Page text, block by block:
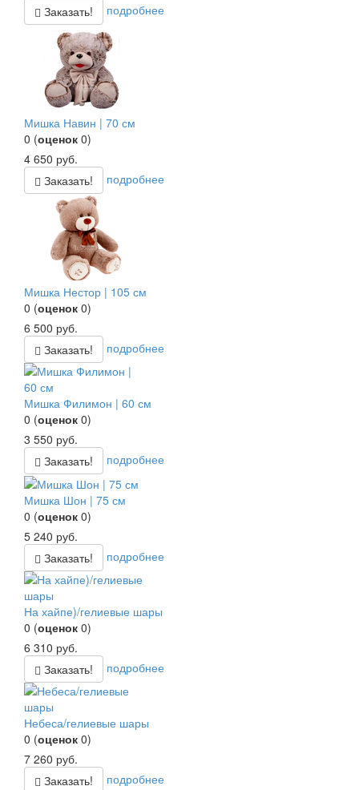
Заказать!
подробнее
Мишка Навин | 70 см
0 (оценок 0)
4 650 руб.
Заказать!
подробнее
Мишка Нестор | 105 см
0 (оценок 0)
6 500 руб.
Заказать!
подробнее
Мишка Филимон | 60 см
0 (оценок 0)
3 550 руб.
Заказать!
подробнее
Мишка Шон | 75 см
0 (оценок 0)
5 240 руб.
Заказать!
подробнее
На хайпе)/гелиевые шары
0 (оценок 0)
6 310 руб.
Заказать!
подробнее
Небеса/гелиевые шары
0 (оценок 0)
7 260 руб.
Заказать!
подробнее